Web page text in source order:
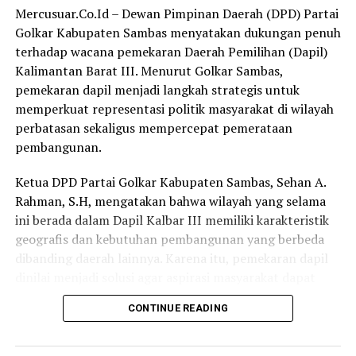
pengembangan kawasan wisata Temajuk dapat terus
ditingkatkan melalui program-program yang mampu
mendatangkan lebih banyak wisatawan dan investor.
“Kami berharap kegiatan serupa maupun program lain
yang mendukung pengembangan pariwisata dapat terus
dilaksanakan. Dengan demikian, Temajuk semakin
dikenal dan manfaat ekonominya dapat dirasakan
Melalui penyelenggaraan Gema Membangun Desa,
Temajuk tidak hanya menjadi lokasi pelayanan
masyarakat dan pemberdayaan desa, tetapi juga semakin
menegaskan posisinya sebagai salah satu destinasi
potensi besar di sektor ekonomi kreatif dan pariwisata
berbasis masyarakat. (Red)
Mercusuar.Co.Id – Dewan Pimpinan Daerah (DPD) Partai
Golkar Kabupaten Sambas menyatakan dukungan penuh
terhadap wacana pemekaran Daerah Pemilihan (Dapil)
Kalimantan Barat III. Menurut Golkar Sambas,
pemekaran dapil menjadi langkah strategis untuk
memperkuat representasi politik masyarakat di wilayah
perbatasan sekaligus mempercepat pemerataan
pembangunan.
Ketua DPD Partai Golkar Kabupaten Sambas, Sehan A.
Rahman, S.H, mengatakan bahwa wilayah yang selama
ini berada dalam Dapil Kalbar III memiliki karakteristik
geografis dan kebutuhan pembangunan yang berbeda
dibanding daerah lainnya. Karena itu, pemekaran dapil
diperjuangkan secara lebih optimal.
terhadap wacana pemekaran Dapil Kalbar III. Salah satu
CONTINUE READING